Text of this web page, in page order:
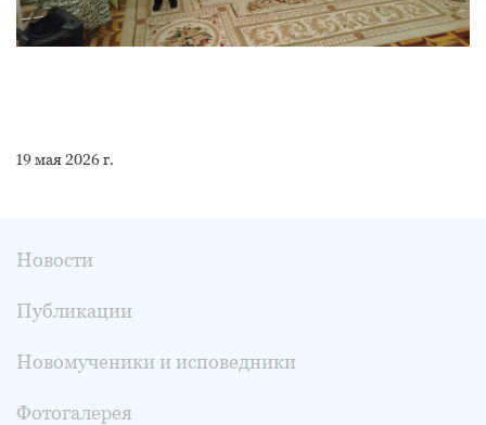
19 мая 2026 г.
Новости
Публикации
Новомученики и исповедники
Фотогалерея